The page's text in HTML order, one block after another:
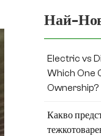
Най-
Electric vs
Which One
Ownership?
Какво